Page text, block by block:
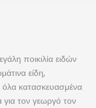
ποικιλία ειδών
είδη,
όλα κατασκευασμένα
για τον γεωργό τον